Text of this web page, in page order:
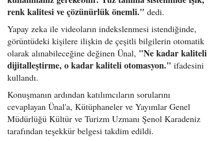
renk kalitesi ve çözünürlük önemli." dedi.
Yapay zeka ile videoların indekslenmesi istendiğinde,
görüntüdeki kişilere ilişkin de çeşitli bilgilerin otomatik
olarak alınabileceğine değinen Ünal, "Ne kadar kaliteli
dijitalleştirme, o kadar kaliteli otomasyon." ifadesini
kullandı.
Konuşmanın ardından katılımcıların sorularını
cevaplayan Ünal'a, Kütüphaneler ve Yayımlar Genel
Müdürlüğü Kültür ve Turizm Uzmanı Şenol Karadeniz
tarafından teşekkür belgesi takdim edildi.